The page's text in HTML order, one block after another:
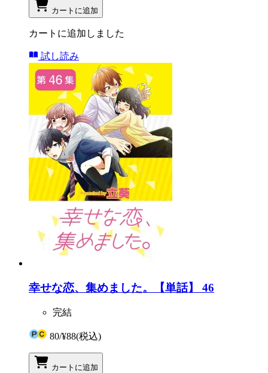
カートに追加
カートに追加しました
試し読み
幸せな恋、集めました。【単話】 46
完結
80/¥88(税込)
カートに追加